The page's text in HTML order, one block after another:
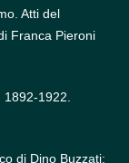
Atti del
Franca Pieroni
1922.
di Dino Buzzati: